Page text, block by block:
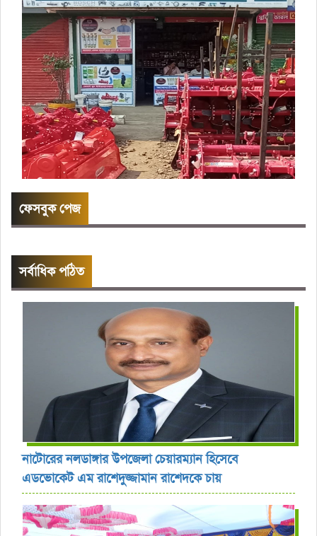
ফেসবুক পেজ
সর্বাধিক পঠিত
নাটোরের নলডাঙ্গার উপজেলা চেয়ারম্যান হিসেবে
এডভোকেট এম রাশেদুজ্জামান রাশেদকে চায়